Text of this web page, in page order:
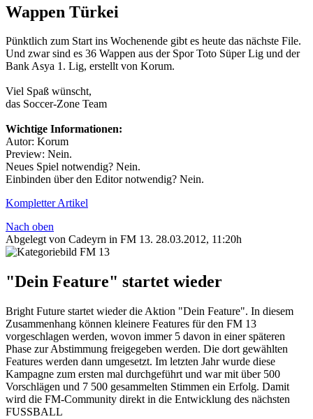
Wappen Türkei
Pünktlich zum Start ins Wochenende gibt es heute das nächste File.
Und zwar sind es 36 Wappen aus der Spor Toto Süper Lig und der
Bank Asya 1. Lig, erstellt von Korum.
Viel Spaß wünscht,
das Soccer-Zone Team
Wichtige Informationen:
Autor: Korum
Preview: Nein.
Neues Spiel notwendig? Nein.
Einbinden über den Editor notwendig? Nein.
Kompletter Artikel
Nach oben
Abgelegt von Cadeyrn in FM 13. 28.03.2012, 11:20h
"Dein Feature" startet wieder
Bright Future startet wieder die Aktion "Dein Feature". In diesem
Zusammenhang können kleinere Features für den FM 13
vorgeschlagen werden, wovon immer 5 davon in einer späteren
Phase zur Abstimmung freigegeben werden. Die dort gewählten
Features werden dann umgesetzt. Im letzten Jahr wurde diese
Kampagne zum ersten mal durchgeführt und war mit über 500
Vorschlägen und 7 500 gesammelten Stimmen ein Erfolg. Damit
wird die FM-Community direkt in die Entwicklung des nächsten
FUSSBALL